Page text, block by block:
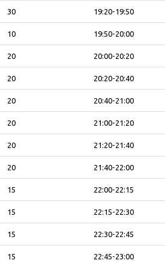
30 19:20-19:50
10 19:50-20:00
20 20:00-20:20
20 20:20-20:40
20 20:40-21:00
20 21:00-21:20
20 21:20-21:40
20 21:40-22:00
15 22:00-22:15
15 22:15-22:30
15 22:30-22:45
15 22:45-23:00